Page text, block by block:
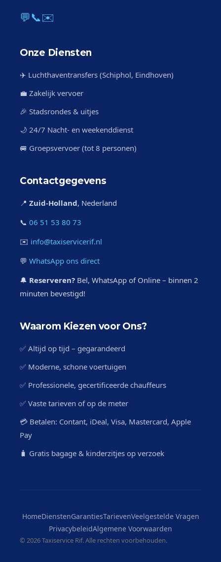
💬📞✉️
Onze Diensten
✈️ Luchthaventransfers (Schiphol, Eindhoven)
💼 Zakelijk vervoer
🎉 Stadsrondes & uitjes
🌙 24/7 Nacht- en weekenddienst
🚐 Groepsvervoer (tot 8 personen)
Contactgegevens
📍 Zuid-Holland, Nederland
📞 06 51 53 80 73
✉️ info@taxiservicerif.nl
💬 WhatsApp ons direct
🔔 Reserveren? Bel, WhatsApp of Online – binnen 2
minuten bevestigd!
Waarom Kiezen voor Ons?
✅ Altijd op tijd – gegarandeerd
✅ Moderne, schone voertuigen
✅ Professionele, gecertificeerde chauffeurs
✅ Vaste tarieven of op de meter
💳 Betalen: Contant, iDeal, Visa, Mastercard, Apple
Pay
🧳 Gratis bagage & kinderzitjes op verzoek
HomeDienstenGarantiesTarievenVeelgestelde Vragen
PrivacybeleidAlgemene Voorwaarden
© 2026 Taxiservice Rif. Alle rechten voorbehouden.